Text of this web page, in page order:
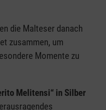
die Malteser danach
zusammen, um
Momente zu
Melitensi“ in Silber